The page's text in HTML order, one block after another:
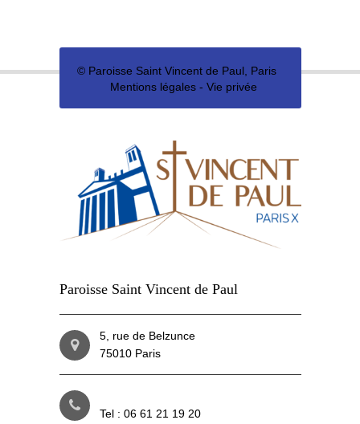
© Paroisse Saint Vincent de Paul, Paris
Mentions légales- Vie privée
Paroisse Saint Vincent de Paul
5, rue de Belzunce
75010 Paris
Tel : 06 61 21 19 20